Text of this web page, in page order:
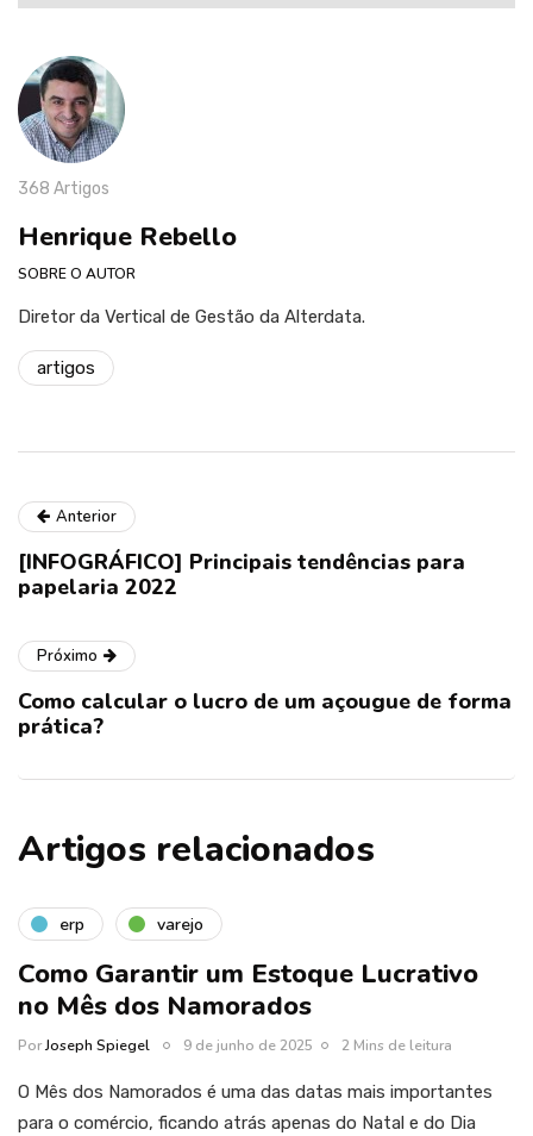
368 Artigos
Henrique Rebello
SOBRE O AUTOR
Diretor da Vertical de Gestão da Alterdata.
artigos
Anterior
[INFOGRÁFICO] Principais tendências para
papelaria 2022
Próximo
Como calcular o lucro de um açougue de forma
prática?
Artigos relacionados
erp varejo
Como Garantir um Estoque Lucrativo
no Mês dos Namorados
PorJoseph Spiegel 9 de junho de 2025 2 Mins de leitura
O Mês dos Namorados é uma das datas mais importantes
para o comércio, ficando atrás apenas do Natal e do Dia